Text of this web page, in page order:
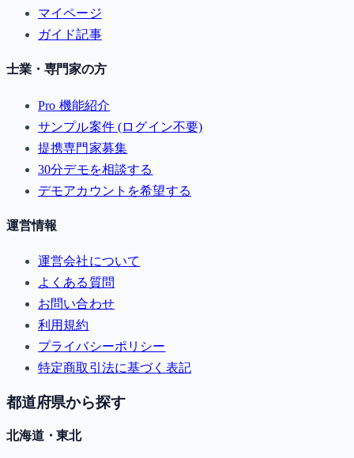
マイページ
ガイド記事
士業・専門家の方
Pro 機能紹介
サンプル案件 (ログイン不要)
提携専門家募集
30分デモを相談する
デモアカウントを希望する
運営情報
運営会社について
よくある質問
お問い合わせ
利用規約
プライバシーポリシー
特定商取引法に基づく表記
都道府県から探す
北海道・東北